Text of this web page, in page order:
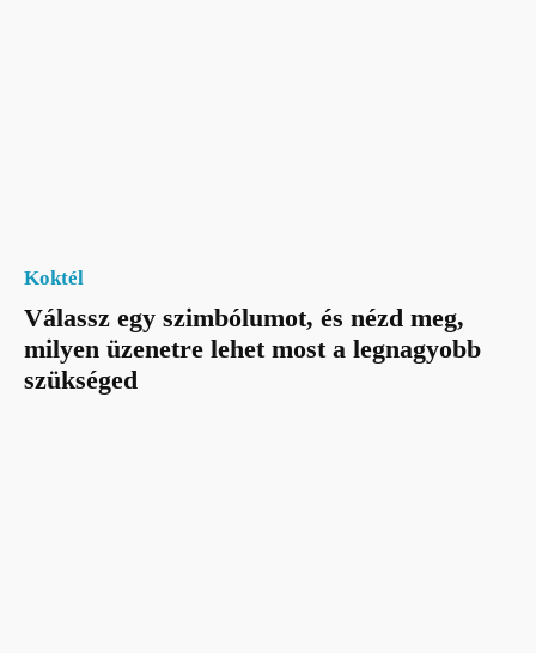
Koktél
Válassz egy szimbólumot, és nézd meg,
milyen üzenetre lehet most a legnagyobb
szükséged